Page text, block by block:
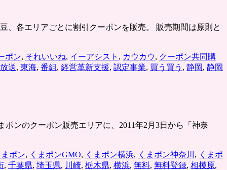
、各エリアごとに割引クーポンを販売。 販売期間は原則と
ポン, それいいね, イーアシスト , カウカウ, クーポン共同購
放送, 東海, 番組, 経営革新支援, 認定事業, 買う買う , 静岡, 静岡
ンのクーポン販売エリアに、2011年2月3日から「神奈
ポン, くまポンGMO, くまポン横浜, くまポン神奈川 , くまポ
, 千葉県, 埼玉県, 川崎, 栃木県, 横浜, 無料, 無料登録, 相模原,